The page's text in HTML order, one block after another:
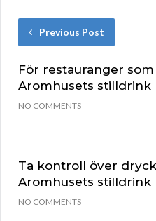
Previous Post
För restauranger
Aromhusets stilldrink
NO COMMENTS
Ta kontroll över
Aromhusets stilldrink
NO COMMENTS